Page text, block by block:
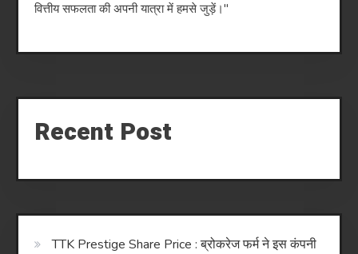
वित्तीय सफलता की अपनी यात्रा में हमसे जुड़ें।"
Recent Post
TTK Prestige Share Price : ब्रोकरेज फर्म ने इस कंपनी